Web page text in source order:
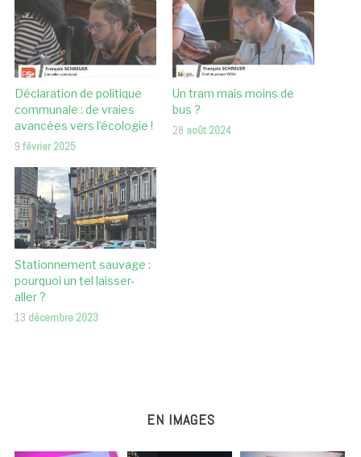
Déclaration de politique
communale : de vraies
avancées vers l’écologie !
9 février 2025
Un tram mais moins de
bus ?
28 août 2024
Stationnement sauvage :
pourquoi un tel laisser-
aller ?
13 décembre 2023
EN IMAGES